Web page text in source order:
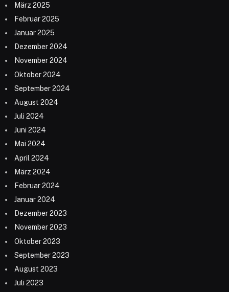
März 2025
Februar 2025
Januar 2025
Dezember 2024
November 2024
Oktober 2024
September 2024
August 2024
Juli 2024
Juni 2024
Mai 2024
April 2024
März 2024
Februar 2024
Januar 2024
Dezember 2023
November 2023
Oktober 2023
September 2023
August 2023
Juli 2023